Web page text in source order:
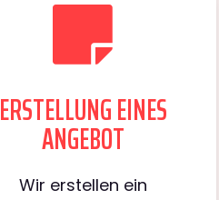
ERSTELLUNG EINES
ANGEBOT
Wir erstellen ein